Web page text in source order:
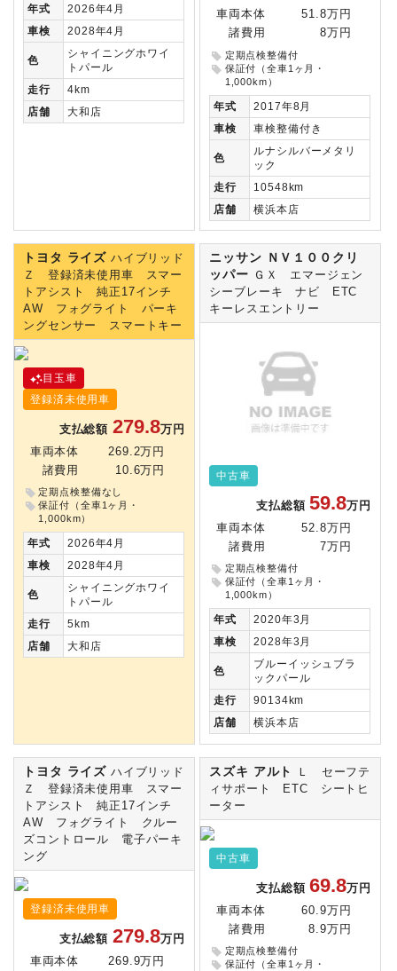
年式
2026年4月
車検
2028年4月
色
シャイニングホワイ
トパール
走行
4km
店舗
大和店
車両本体
51.8万円
諸費用
8万円
定期点検整備付
保証付（全車1ヶ月・
1,000km）
年式
2017年8月
車検
車検整備付き
色
ルナシルバーメタリ
ック
走行
10548km
店舗
横浜本店
トヨタ ライズ ハイブリッド
Ｚ 登録済未使用車 スマー
トアシスト 純正17インチ
AW フォグライト パーキ
ングセンサー スマートキー
目玉車
登録済未使用車
支払総額 279.8万円
車両本体
269.2万円
諸費用
10.6万円
定期点検整備なし
保証付（全車1ヶ月・
1,000km）
年式
2026年4月
車検
2028年4月
色
シャイニングホワイ
トパール
走行
5km
店舗
大和店
ニッサン ＮＶ１００クリ
ッパー
ＧＸ エマージェン
シーブレーキ ナビ ETC
キーレスエントリー
中古車
支払総額59.8万円
車両本体
52.8万円
諸費用
7万円
定期点検整備付
保証付（全車1ヶ月・
1,000km）
年式
2020年3月
車検
2028年3月
色
ブルーイッシュブラ
ックパール
走行
90134km
店舗
横浜本店
トヨタ ライズ ハイブリッド
Ｚ 登録済未使用車 スマー
トアシスト 純正17インチ
AW フォグライト クルー
ズコントロール 電子パーキ
ング
登録済未使用車
支払総額 279.8万円
車両本体
269.9万円
スズキ アルト
Ｌ セーフテ
ィサポート ETC シートヒ
ーター
中古車
支払総額69.8万円
車両本体
60.9万円
諸費用
8.9万円
定期点検整備付
保証付（全車1ヶ月・